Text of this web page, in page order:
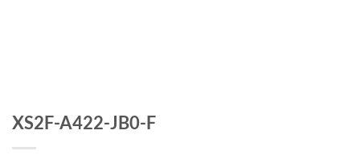
XS2F-A422-JB0-F